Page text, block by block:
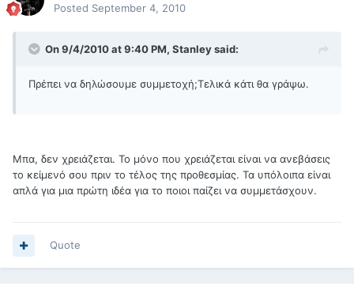
Posted September 4, 2010
On 9/4/2010 at 9:40 PM, Stanley said:
Πρέπει να δηλώσουμε συμμετοχή;Τελικά κάτι θα γράψω.
Μπα, δεν χρειάζεται. Το μόνο που χρειάζεται είναι να ανεβάσεις
το κείμενό σου πριν το τέλος της προθεσμίας. Τα υπόλοιπα είναι
απλά για μια πρώτη ιδέα για το ποιοι παίζει να συμμετάσχουν.
Quote